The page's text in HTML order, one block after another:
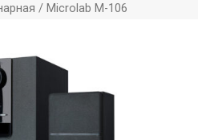
/ Microlab M-106